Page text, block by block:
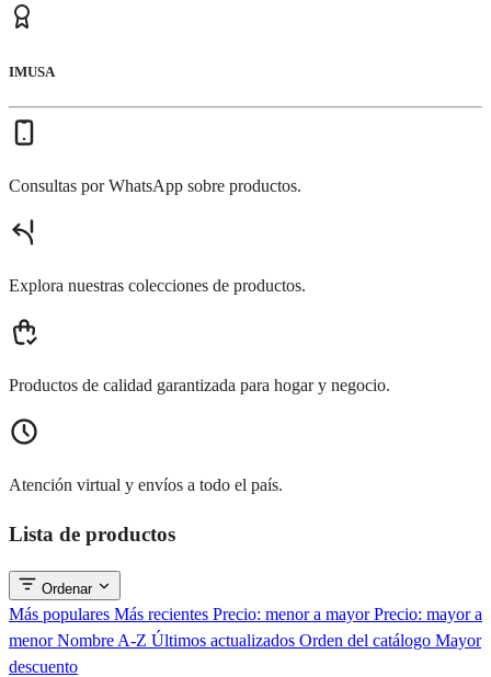
IMUSA
Consultas por WhatsApp sobre productos.
Explora nuestras colecciones de productos.
Productos de calidad garantizada para hogar y negocio.
Atención virtual y envíos a todo el país.
Lista de productos
Ordenar
Más populares Más recientes Precio: menor a mayorPrecio: mayor a
menorNombre A-Z Últimos actualizados Orden del catálogo Mayor
descuento